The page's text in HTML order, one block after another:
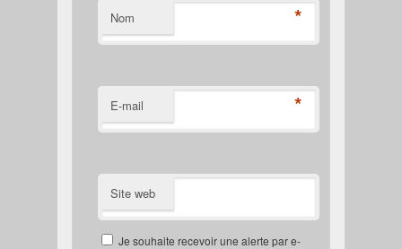
Nom *
E-mail *
Site web
Je souhaite recevoir une alerte par e-